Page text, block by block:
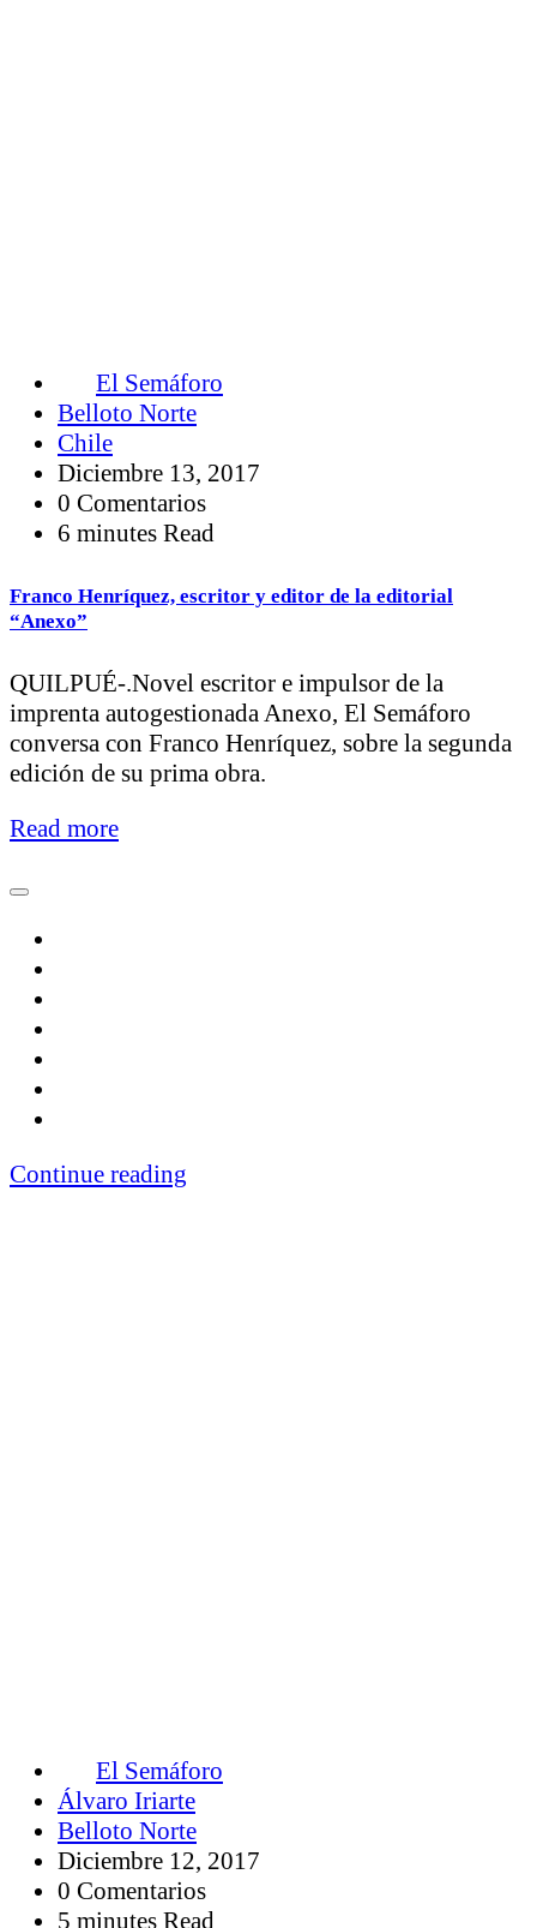
El Semáforo
Belloto Norte
Chile
Diciembre 13, 2017
0 Comentarios
6 minutes Read
Franco Henríquez, escritor y editor de la editorial
“Anexo”
QUILPUÉ-.Novel escritor e impulsor de la
imprenta autogestionada Anexo, El Semáforo
conversa con Franco Henríquez, sobre la segunda
edición de su prima obra.
Read more
Continue reading
El Semáforo
Álvaro Iriarte
Belloto Norte
Diciembre 12, 2017
0 Comentarios
5 minutes Read